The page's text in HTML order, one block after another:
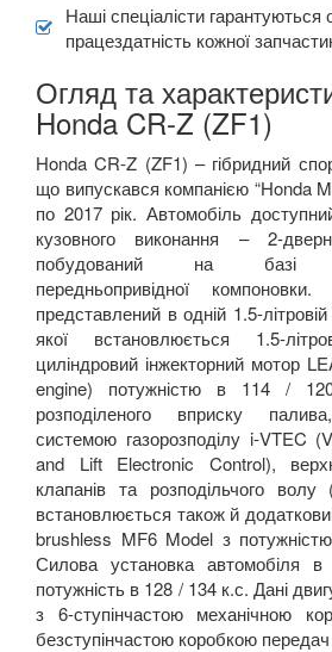
Наші спеціалісти гарантуються
працездатність кожної
Огляд та
Honda CR-Z (ZF1)
Honda CR-Z (ZF1) – гібридний
що випускався компанією “Honda
по 2017 рік. Автомобіль
кузовного виконання – 2-
побудований на базі
передньопривідної
представлений в одній 1.5-
якої встановлюється 1.5-
циліндровий інжекторний мотор
engine) потужністю в 114 /
розподіленого вприску
системою газорозподілу i-VTEC (
and Lift Electronic Control),
клапанів та розподільчого волу
встановлюється також й
brushless MF6 Model з
Силова установка автомобіля
потужність в 128 / 134 к.с. Дані
з 6-ступінчастою механічною
безступінчастою коробкою передач